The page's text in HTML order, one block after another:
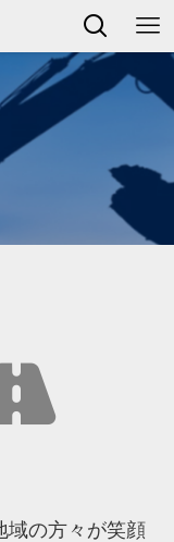
域の方々が笑顔